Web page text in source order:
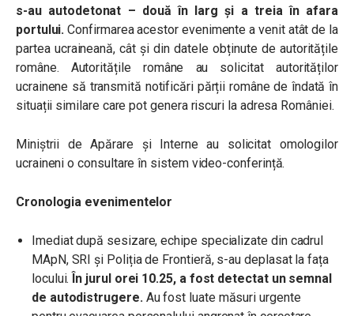
s-au autodetonat – două în larg și a treia în afara
portului. Confirmarea acestor evenimente a venit atât de la
partea ucraineană, cât și din datele obținute de autoritățile
române. Autoritățile române au solicitat autorităților
ucrainene să transmită notificări părții române de îndată în
situații similare care pot genera riscuri la adresa României.
Miniștrii de Apărare și Interne au solicitat omologilor
ucraineni o consultare în sistem video-conferință.
Cronologia evenimentelor
Imediat după sesizare, echipe specializate din cadrul
MApN, SRI și Poliția de Frontieră, s-au deplasat la fața
locului. În jurul orei 10.25, a fost detectat un semnal
de autodistrugere.Au fost luate măsuri urgente